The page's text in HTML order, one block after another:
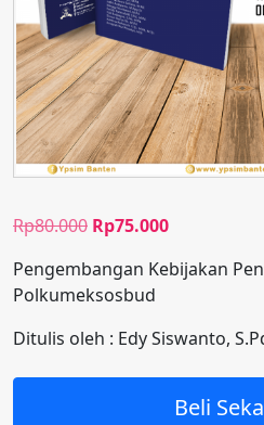
Rp80.000 Rp75.000
Pengembangan Kebijakan
Polkumeksosbud
Ditulis oleh : Edy Siswanto,
Beli